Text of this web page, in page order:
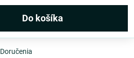
Do košíka
Doručenia